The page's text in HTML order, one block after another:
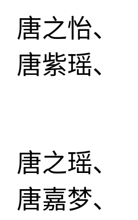
唐之怡、
唐紫瑶、
唐之瑶、
唐嘉梦、